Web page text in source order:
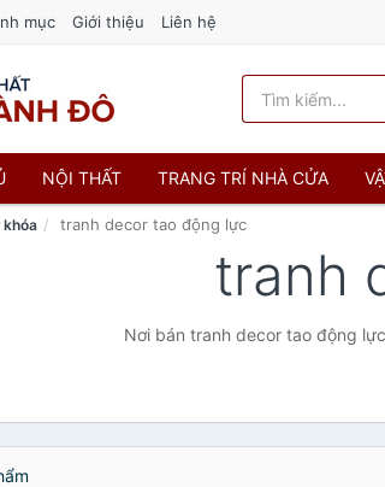
mục Giới thiệu Liên hệ
NỘI THẤT TRANG TRÍ NHÀ CỬA
khóa tranh decor tao động lực
tranh
Nơi bán tranh decor tao động